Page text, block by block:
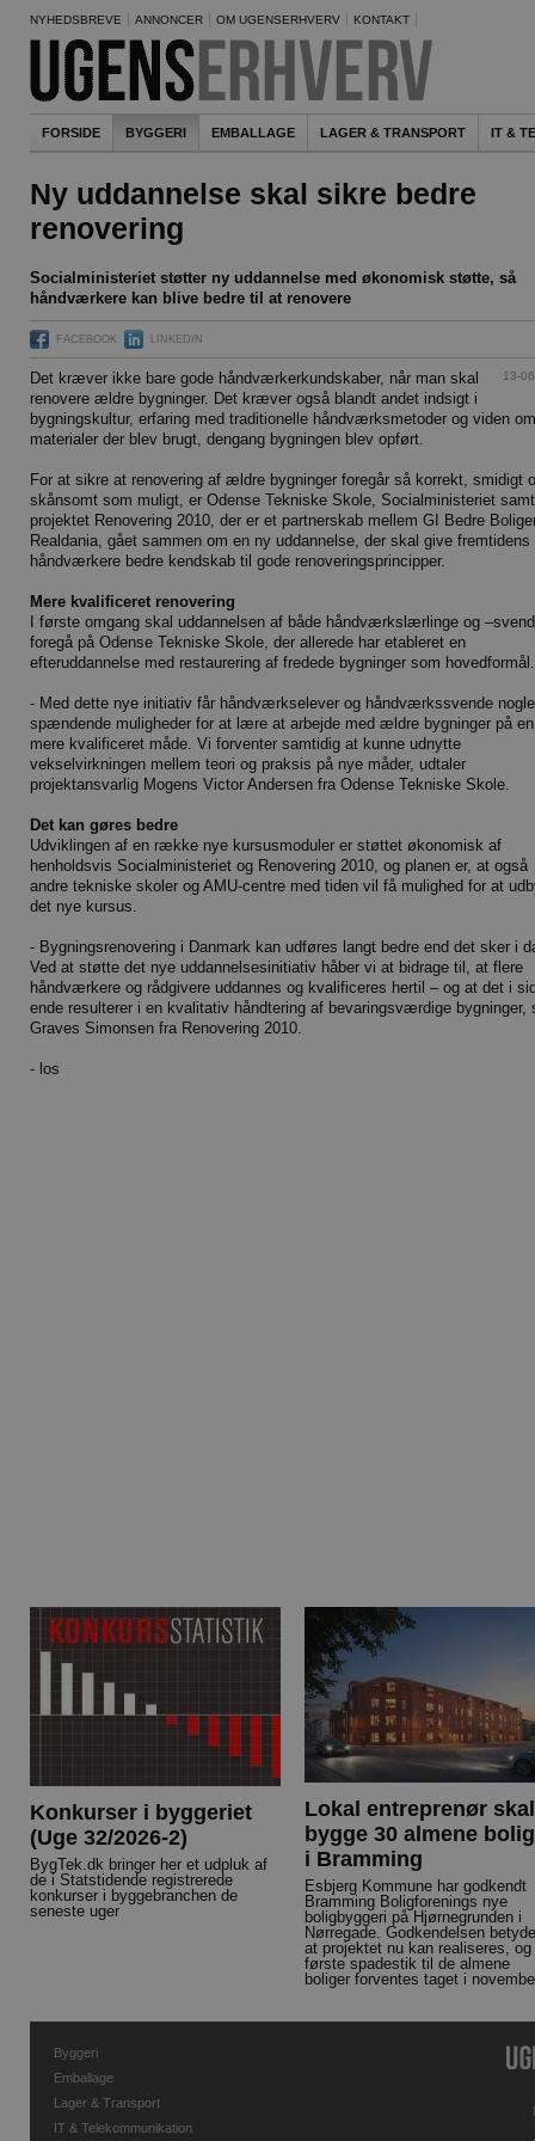
NYHEDSBREVE ANNONCER OM UGENSERHVERV KONTAKT
FORSIDE BYGGERI EMBALLAGE LAGER & TRANSPORT IT &
Ny uddannelse skal sikre bedre
renovering
Socialministeriet støtter ny uddannelse med økonomisk støtte, så
håndværkere kan blive bedre til at renovere
FACEBOOK LINKEDIN
13-
Det kræver ikke bare gode håndværkerkundskaber, når man skal
renovere ældre bygninger. Det kræver også blandt andet indsigt i
bygningskultur, erfaring med traditionelle håndværksmetoder og viden
materialer der blev brugt, dengang bygningen blev opført.
For at sikre at renovering af ældre bygninger foregår så korrekt, smidigt
skånsomt som muligt, er Odense Tekniske Skole, Socialministeriet samt
projektet Renovering 2010, der er et partnerskab mellem GI Bedre
Realdania, gået sammen om en ny uddannelse, der skal give fremtidens
håndværkere bedre kendskab til gode renoveringsprincipper.
Mere kvalificeret renovering
I første omgang skal uddannelsen af både håndværkslærlinge og
foregå på Odense Tekniske Skole, der allerede har etableret en
efteruddannelse med restaurering af fredede bygninger som hovedformål.
- Med dette nye initiativ får håndværkselever og håndværkssvende nogle
spændende muligheder for at lære at arbejde med ældre bygninger på en
mere kvalificeret måde. Vi forventer samtidig at kunne udnytte
vekselvirkningen mellem teori og praksis på nye måder, udtaler
projektansvarlig Mogens Victor Andersen fra Odense Tekniske Skole.
Det kan gøres bedre
Udviklingen af en række nye kursusmoduler er støttet økonomisk af
henholdsvis Socialministeriet og Renovering 2010, og planen er, at også
andre tekniske skoler og AMU-centre med tiden vil få mulighed for at
det nye kursus.
- Bygningsrenovering i Danmark kan udføres langt bedre end det sker i
Ved at støtte det nye uddannelsesinitiativ håber vi at bidrage til, at flere
håndværkere og rådgivere uddannes og kvalificeres hertil – og at det i
ende resulterer i en kvalitativ håndtering af bevaringsværdige bygninger,
Graves Simonsen fra Renovering 2010.
- los
Konkurser i byggeriet
(Uge 32/2026-2)
BygTek.dk bringer her et udpluk af
de i Statstidende registrerede
konkurser i byggebranchen de
seneste uger
Lokal entreprenør skal
bygge 30 almene
i Bramming
Esbjerg Kommune har godkendt
Bramming Boligforenings nye
boligbyggeri på Hjørnegrunden i
Nørregade. Godkendelsen
at projektet nu kan realiseres, og
første spadestik til de almene
boliger forventes taget i
Byggeri
Emballage
Lager & Transport
IT & Telekommunikation